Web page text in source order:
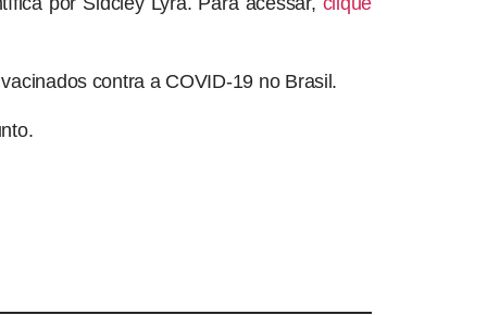
contra a COVID-19 no Brasil.